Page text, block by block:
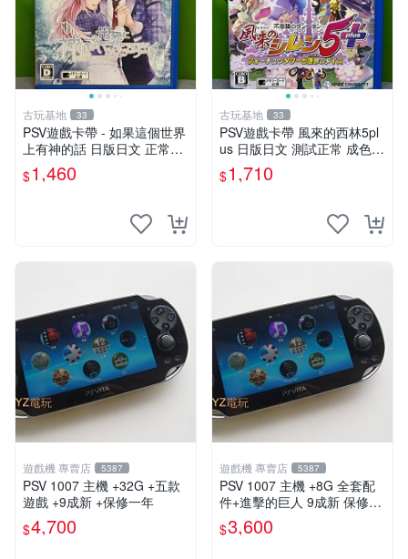
古玩基地 33
PSV遊戲卡帶 - 如果這個世界
上有神的話 日版日文 正常可
玩 神秘成色參考圖 售後不退
如果這是你想找的游戲 請先
$1,460
古玩基地 33
PSV遊戲卡帶 風來的西林5pl
us 日版日文 測試正常 成色如
圖 買家自負 風來的西林5plus
PSV 日版
$1,710
遊戲機 專賣店 5387
PSV 1007 主機 +32G +五款
遊戲 +9成新 +保修一年
$4,700
遊戲機 專賣店 5387
PSV 1007 主機 +8G 全套配
件+進擊的巨人 9成新 保修一
年 品質有保障
$3,600